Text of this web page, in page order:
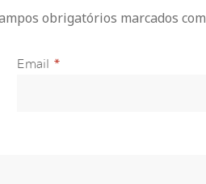
obrigatórios marcados com
Email *